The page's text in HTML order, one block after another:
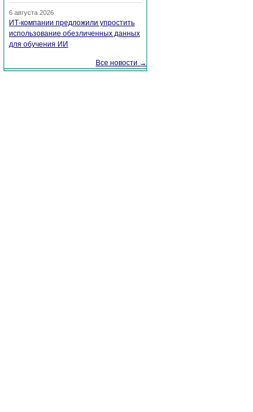
6 августа 2026
ИТ-компании предложили упростить
использование обезличенных данных
для обучения ИИ
Все новости →